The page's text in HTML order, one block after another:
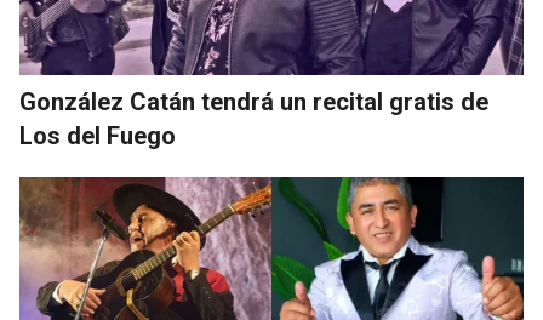
González Catán tendrá un recital gratis de
Los del Fuego